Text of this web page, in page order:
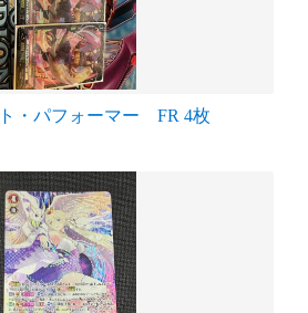
・パフォーマー FR 4枚